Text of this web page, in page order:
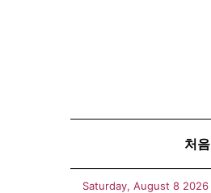
처
Saturday, August 8 2026